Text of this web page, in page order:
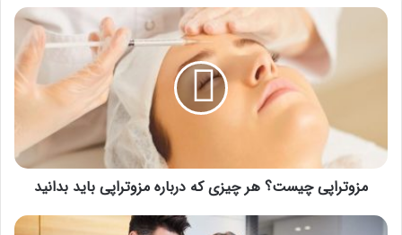
مزوتراپی
چیزی
مزوتراپی
باید
بدانید
مزوتراپی چیست؟ هر چیزی که درباره مزوتراپی باید بدانید
چرا